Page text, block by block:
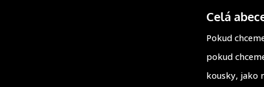
Celá
Pokud
pokud
kousky, jako